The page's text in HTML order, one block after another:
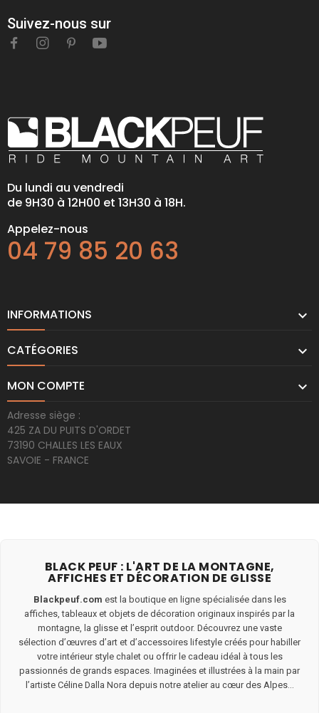
Suivez-nous sur
Du lundi au vendredi
de 9H30 à 12H00 et 13H30 à 18H.
Appelez-nous
04 79 85 20 63
INFORMATIONS 
CATÉGORIES 
MON COMPTE 
Adresse siège :
425 ZA DU PUITS D'ORDET
73190 CHALLES LES EAUX
SAVOIE - FRANCE
BLACK PEUF : L'ART DE LA MONTAGNE,
AFFICHES ET DÉCORATION DE GLISSE
Blackpeuf.com est la boutique en ligne spécialisée dans les
affiches, tableaux et objets de décoration originaux inspirés par la
montagne, la glisse et l’esprit outdoor. Découvrez une vaste
sélection d’œuvres d’art et d’accessoires lifestyle créés pour habiller
votre intérieur style chalet ou offrir le cadeau idéal à tous les
passionnés de grands espaces. Imaginées et illustrées à la main par
l’artiste Céline Dalla Nora depuis notre atelier au cœur des Alpes...